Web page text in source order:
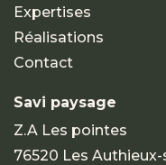
Expertises
Réalisations
Contact
Savi paysage
Z.A Les pointes
76520 Les